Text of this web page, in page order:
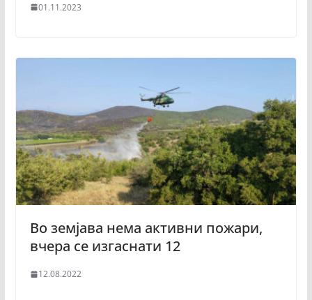
01.11.2023
Во земјава нема активни пожари,
вчера се изгаснати 12
12.08.2022